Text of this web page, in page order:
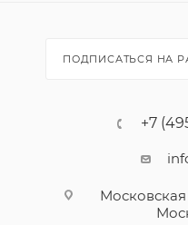
ПОДПИСАТЬСЯ НА
+7
Московская